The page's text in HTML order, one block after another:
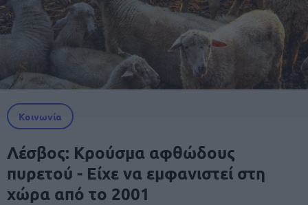
Κοινωνία
Λέσβος: Κρούσμα αφθώδους
πυρετού - Είχε να εμφανιστεί στη
χώρα από το 2001